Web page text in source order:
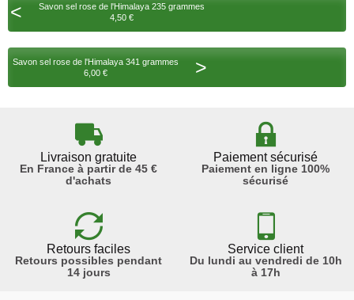
<
Savon sel rose de l'Himalaya 235 grammes
4,50 €
Savon sel rose de l'Himalaya 341 grammes
6,00 €
>
Livraison gratuite
En France à partir de 45 €
d'achats
Paiement sécurisé
Paiement en ligne 100%
sécurisé
Retours faciles
Retours possibles pendant
14 jours
Service client
Du lundi au vendredi de 10h
à 17h